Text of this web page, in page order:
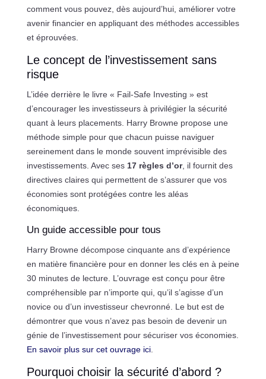
comment vous pouvez, dès aujourd’hui, améliorer votre
avenir financier en appliquant des méthodes accessibles
et éprouvées.
Le concept de l’investissement sans
risque
L’idée derrière le livre « Fail-Safe Investing » est
d’encourager les investisseurs à privilégier la sécurité
quant à leurs placements. Harry Browne propose une
méthode simple pour que chacun puisse naviguer
sereinement dans le monde souvent imprévisible des
investissements. Avec ses 17 règles d’or, il fournit des
directives claires qui permettent de s’assurer que vos
économies sont protégées contre les aléas
économiques.
Un guide accessible pour tous
Harry Browne décompose cinquante ans d’expérience
en matière financière pour en donner les clés en à peine
30 minutes de lecture. L’ouvrage est conçu pour être
compréhensible par n’importe qui, qu’il s’agisse d’un
novice ou d’un investisseur chevronné. Le but est de
démontrer que vous n’avez pas besoin de devenir un
génie de l’investissement pour sécuriser vos économies.
En savoir plus sur cet ouvrage ici.
Pourquoi choisir la sécurité d’abord ?